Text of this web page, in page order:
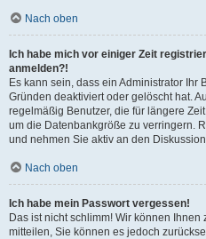
Nach oben
Ich habe mich vor einiger Zeit
anmelden?!
Es kann sein, dass ein Administrator Ihr
Gründen deaktiviert oder gelöscht hat.
regelmäßig Benutzer, die für längere
um die Datenbankgröße zu verringern.
und nehmen Sie aktiv an den
Nach oben
Ich habe mein Passwort vergessen!
Das ist nicht schlimm! Wir können
mitteilen, Sie können es jedoch